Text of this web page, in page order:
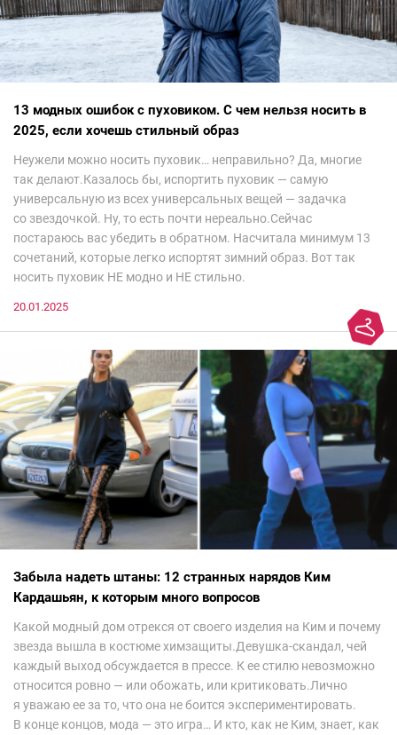
13 модных ошибок с пуховиком. С чем нельзя носить в
2025, если хочешь стильный образ
Неужели можно носить пуховик… неправильно? Да, многие
так делают.Казалось бы, испортить пуховик — самую
универсальную из всех универсальных вещей — задачка
со звездочкой. Ну, то есть почти нереально.Сейчас
постараюсь вас убедить в обратном. Насчитала минимум 13
сочетаний, которые легко испортят зимний образ. Вот так
носить пуховик НЕ модно и НЕ стильно.
20.01.2025
Забыла надеть штаны: 12 странных нарядов Ким
Кардашьян, к которым много вопросов
Какой модный дом отрекся от своего изделия на Ким и почему
звезда вышла в костюме химзащиты.Девушка-скандал, чей
каждый выход обсуждается в прессе. К ее стилю невозможно
относится ровно — или обожать, или критиковать.Лично
я уважаю ее за то, что она не боится экспериментировать.
В конце концов, мода — это игра… И кто, как не Ким, знает, как